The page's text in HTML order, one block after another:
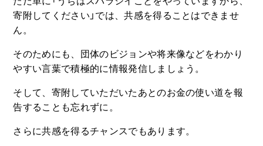
寄附してください」では、共感を得ることはできませ
ん。
そのためにも、団体のビジョンや将来像などをわかり
やすい言葉で積極的に情報発信しましょう。
そして、寄附していただいたあとのお金の使い道を報
告することも忘れずに。
さらに共感を得るチャンスでもあります。